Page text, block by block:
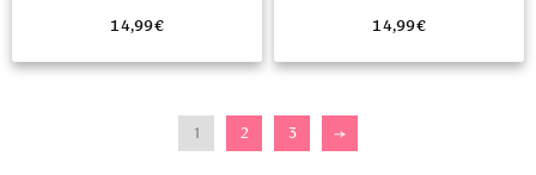
BEIGE”
14,99€
MINT”
14,99€
1 2 3 →